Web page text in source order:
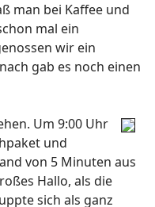
man bei Kaffee und
mal ein
wir ein
gab es noch einen
Um 9:00 Uhr
und
von 5 Minuten aus
Hallo, als die
sich als ganz